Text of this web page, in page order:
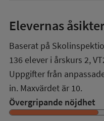
Elevernas
Baserat på
136 elever i årskurs 2,
Uppgifter från
in. Maxvärdet är 10.
Övergripande nöjdhet